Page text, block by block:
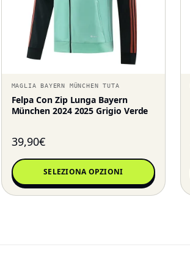
MAGLIA BAYERN MÜNCHEN TUTA
Felpa Con Zip Lunga Bayern
München 2024 2025 Grigio Verde
39,90€
SELEZIONA OPZIONI